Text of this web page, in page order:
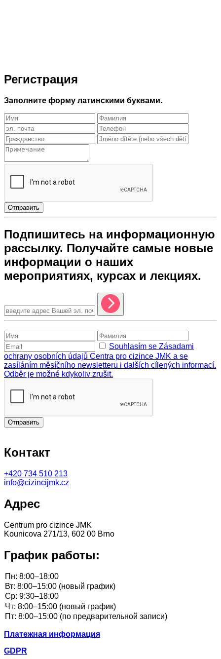
Регистрация
Заполните форму латинскими буквами.
Отправить
Подпишитесь на информационную
рассылку. Получайте самые новые
информации о наших
мероприятиях, курсах и лекциях.
Souhlasím se Zásadami
ochrany osobních údajů Centra pro cizince JMK a se
zasíláním měsíčního newsletteru i dalších cílených informací.
Odběr je možné kdykoliv zrušit.
Отправить
Контакт
+420 734 510 213
info@cizincijmk.cz
Адрес
Centrum pro cizince JMK
Kounicova 271/13, 602 00 Brno
График работы:
Платежная информация
GDPR